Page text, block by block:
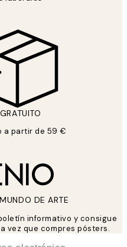
a partir de 59 €
DE ARTE
informativo y consigue
vez que compres pósters.